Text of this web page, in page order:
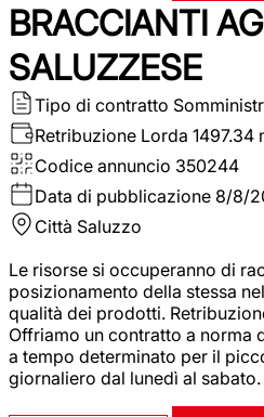
BRACCIANTI
SALUZZESE
Tipo di contratto
Retribuzione Lorda 1497.34
Codice annuncio 350244
Data di pubblicazione 8/8/
Città Saluzzo
Le risorse si occuperanno di
posizionamento della stessa
qualità dei prodotti.
Offriamo un contratto a norma
a tempo determinato per il
giornaliero dal lunedì al sabato.